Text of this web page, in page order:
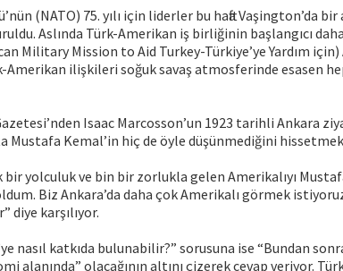
(NATO) 75. yılı için liderler bu hafta Vaşington’da bir
Aslında Türk-Amerikan iş birliğinin başlangıcı
Military Mission to Aid Turkey-Türkiye’ye Yardım için)
Amerikan ilişkileri soğuk savaş atmosferinde esasen
Isaac Marcosson’un 1923 tarihli Ankara
Mustafa Kemal’in hiç de öyle düşünmediğini
bir yolculuk ve bin bir zorlukla gelen Amerikalıyı
Biz Ankara’da daha çok Amerikalı görmek
karşılıyor.
nasıl katkıda bulunabilir?” sorusuna ise “Bundan
alanında” olacağının altını çizerek cevap veriyor.